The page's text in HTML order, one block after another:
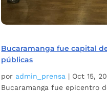
Bucaramanga fue capital
públicas
por admin_prensa | Oct 15,
Bucaramanga fue epicentro